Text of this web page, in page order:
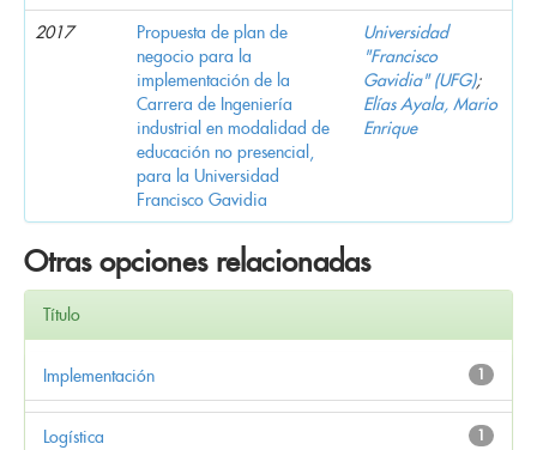
2017
Propuesta de plan de
negocio para la
implementación de la
Carrera de Ingeniería
industrial en modalidad de
educación no presencial,
para la Universidad
Francisco Gavidia
Universidad
"Francisco
Gavidia" (UFG);
Elías Ayala, Mario
Enrique
Otras opciones relacionadas
Título
1
Implementación
1
Logística